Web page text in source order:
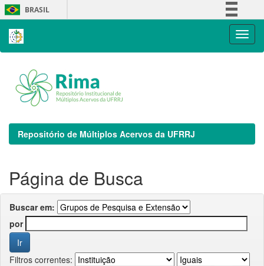
Skip
navigation
BRASIL
Repositório de Múltiplos Acervos da UFRRJ
Página de Busca
Buscar em:
por
Filtros correntes: